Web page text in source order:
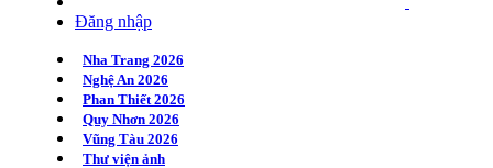
Đăng nhập
Nha Trang 2026
Nghệ An 2026
Phan Thiết 2026
Quy Nhơn 2026
Vũng Tàu 2026
Thư viện ảnh